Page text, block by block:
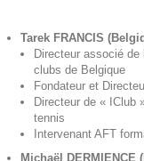
Tarek FRANCIS
Directeur associé
clubs de Belgique
Fondateur et
Directeur de « IClub
tennis
Intervenant AFT
Michaël DERMIENCE